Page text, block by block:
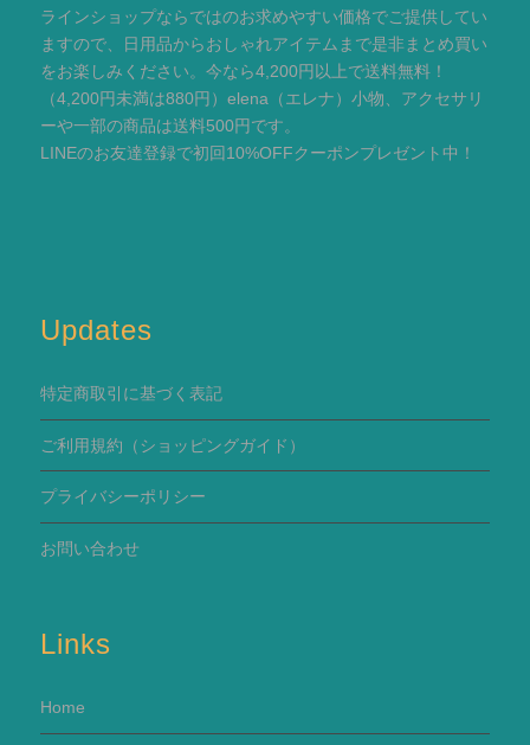
ラインショップならではのお求めやすい価格でご提供してい
ますので、日用品からおしゃれアイテムまで是非まとめ買い
をお楽しみください。今なら4,200円以上で送料無料！
（4,200円未満は880円）elena（エレナ）小物、アクセサリ
ーや一部の商品は送料500円です。
LINEのお友達登録で初回10%OFFクーポンプレゼント中！
Updates
特定商取引に基づく表記
ご利用規約 （ショッピングガイド）
プライバシーポリシー
お問い合わせ
Links
Home